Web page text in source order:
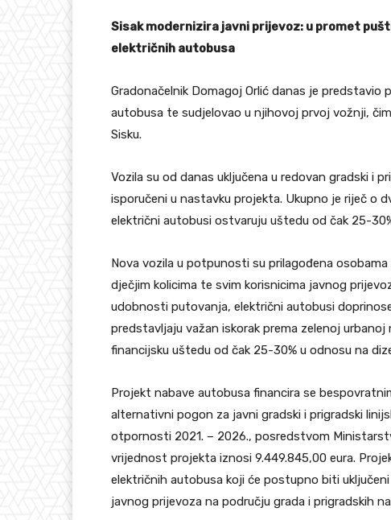
Sisak modernizira javni prijevoz: u promet
električnih autobusa
Gradonačelnik Domagoj Orlić danas je
autobusa te sudjelovao u njihovoj prvoj vožnji,
Sisku.
Vozila su od danas uključena u redovan gradski i
isporučeni u nastavku projekta. Ukupno je riječ o
električni autobusi ostvaruju uštedu od čak 25-
Nova vozila u potpunosti su prilagođena
dječjim kolicima te svim korisnicima javnog
udobnosti putovanja, električni autobusi
predstavljaju važan iskorak prema zelenoj
financijsku uštedu od čak 25-30% u odnosu na
Projekt nabave autobusa financira se
alternativni pogon za javni gradski i prigradski
otpornosti 2021. – 2026., posredstvom
vrijednost projekta iznosi 9.449.845,00 eura.
električnih autobusa koji će postupno biti
javnog prijevoza na području grada i prigradskih